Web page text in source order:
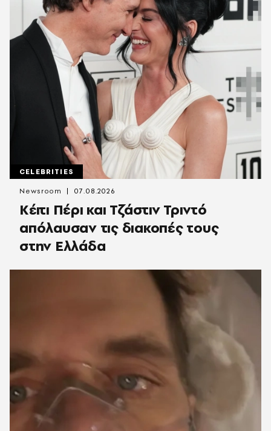
CELEBRITIES
Κέιτι Πέρι και Τζάστιν Τριντό
απόλαυσαν τις διακοπές τους
στην Ελλάδα
Newsroom 07.08.2026